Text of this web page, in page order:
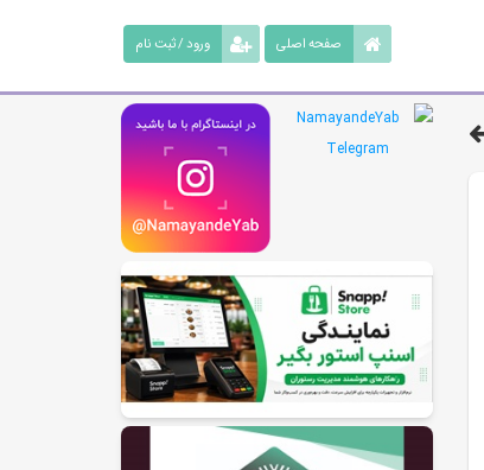
ورود / ثبت نام صفحه اصلی